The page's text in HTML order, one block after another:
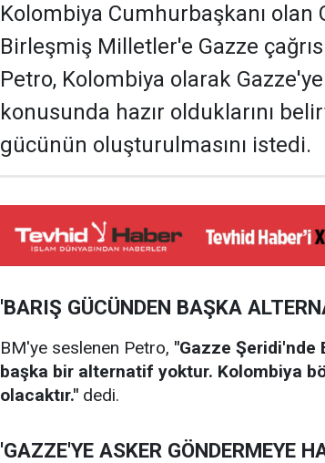
Kolombiya Cumhurbaşkanı olan
Birleşmiş Milletler'e Gazze
Petro, Kolombiya olarak
konusunda hazır olduklarını
gücünün oluşturulmasını istedi.
'BARIŞ GÜCÜNDEN BAŞKA
BM'ye seslenen Petro, "Gazze Şeridi'nde
başka bir alternatif yoktur. Kolombiya
olacaktır." dedi.
'GAZZE'YE ASKER GÖNDERMEYE